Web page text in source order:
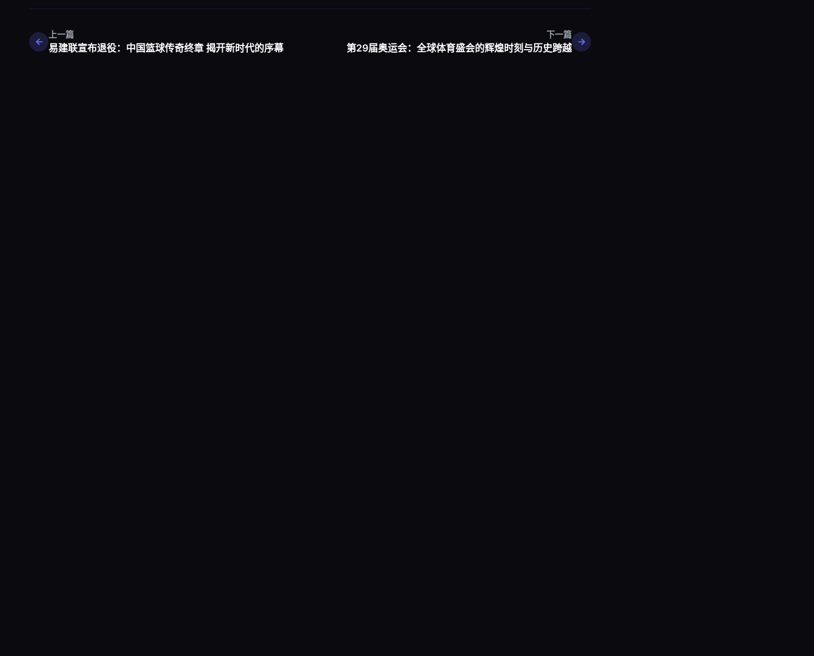
上一篇
易建联宣布退役：中国篮球传奇终章 揭开新时代的序幕
下一篇
第29届奥运会：全球体育盛会的辉煌时刻与历史跨越